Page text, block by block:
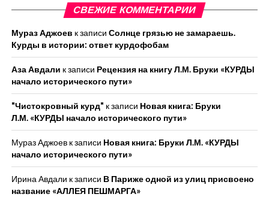
СВЕЖИЕ КОММЕНТАРИИ
Мураз Аджоев к записи Солнце грязью не замараешь.
Курды в истории: ответ курдофобам
Аза Авдали к записи Рецензия на книгу Л.М. Бруки «КУРДЫ
начало исторического пути»
"Чистокровный курд" к записи Новая книга: Бруки
Л.М. «КУРДЫ начало исторического пути»
Мураз Аджоевк записи Новая книга: Бруки Л.М. «КУРДЫ
начало исторического пути»
Ирина Авдали к записи В Париже одной из улиц присвоено
название «АЛЛЕЯ ПЕШМАРГА»